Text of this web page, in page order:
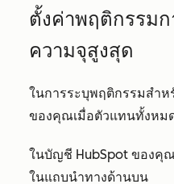
ตั้งค่าพฤติกรรม
ความจุสูงสุด
ในการระบุพฤติกรรมสำห
ของคุณเมื่อตัวแทนทั้งหม
ในบัญชี HubSpot ของคุ
ในแถบนำทางด้านบน